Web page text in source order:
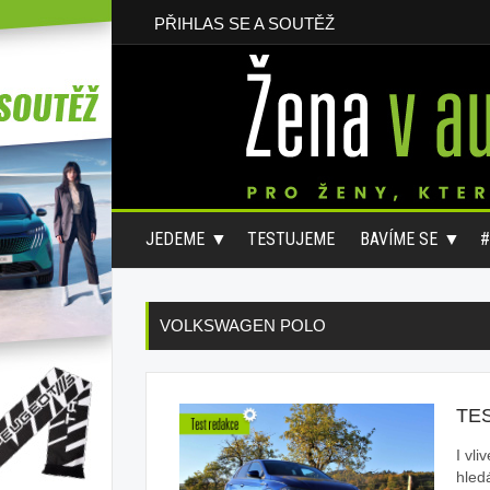
PŘIHLAS SE A SOUTĚŽ
JEDEME TESTUJEME BAVÍME SE
VOLKSWAGEN POLO
I